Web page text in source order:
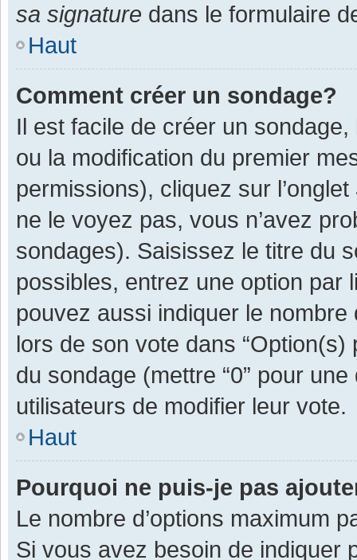
sa signature dans le formulaire
Haut
Comment créer un sondage?
Il est facile de créer un
ou la modification du premier
permissions), cliquez sur l’onglet
ne le voyez pas, vous n’avez
sondages). Saisissez le titre du
possibles, entrez une option par
pouvez aussi indiquer le
lors de son vote dans “Option(s)
du sondage (mettre “0” pour
utilisateurs de modifier leur vote.
Haut
Pourquoi ne puis-je pas
Le nombre d’options maximum
Si vous avez besoin de indiquer